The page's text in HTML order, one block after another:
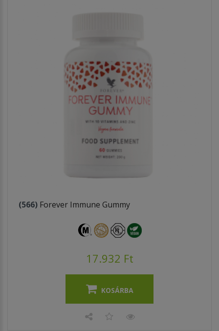
(566) Forever Immune Gummy
17.932 Ft
KOSÁRBA